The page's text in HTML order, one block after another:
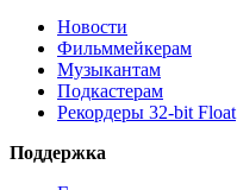
Новости
Фильммейкерам
Музыкантам
Подкастерам
Рекордеры 32‑bit Float
Поддержка